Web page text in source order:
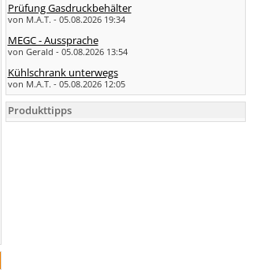
Prüfung Gasdruckbehälter
von M.A.T. - 05.08.2026 19:34
MEGC - Aussprache
von Gerald - 05.08.2026 13:54
Kühlschrank unterwegs
von M.A.T. - 05.08.2026 12:05
Produkttipps